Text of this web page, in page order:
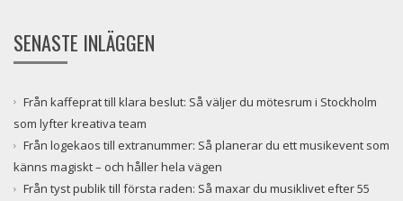
SENASTE INLÄGGEN
Från kaffeprat till klara beslut: Så väljer du mötesrum i Stockholm
som lyfter kreativa team
Från logekaos till extranummer: Så planerar du ett musikevent som
känns magiskt – och håller hela vägen
Från tyst publik till första raden: Så maxar du musiklivet efter 55